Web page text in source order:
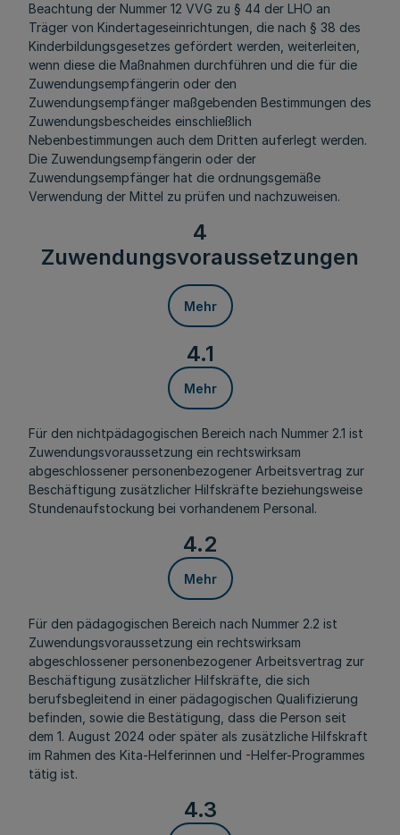
Beachtung der Nummer 12 VVG zu § 44 der LHO an
Träger von Kindertageseinrichtungen, die nach § 38 des
Kinderbildungsgesetzes gefördert werden, weiterleiten,
wenn diese die Maßnahmen durchführen und die für die
Zuwendungsempfängerin oder den
Zuwendungsempfänger maßgebenden Bestimmungen des
Zuwendungsbescheides einschließlich
Nebenbestimmungen auch dem Dritten auferlegt werden.
Die Zuwendungsempfängerin oder der
Zuwendungsempfänger hat die ordnungsgemäße
Verwendung der Mittel zu prüfen und nachzuweisen.
4
Zuwendungsvoraussetzungen
Mehr
4.1
Mehr
Für den nichtpädagogischen Bereich nach Nummer 2.1 ist
Zuwendungsvoraussetzung ein rechtswirksam
abgeschlossener personenbezogener Arbeitsvertrag zur
Beschäftigung zusätzlicher Hilfskräfte beziehungsweise
Stundenaufstockung bei vorhandenem Personal.
4.2
Mehr
Für den pädagogischen Bereich nach Nummer 2.2 ist
Zuwendungsvoraussetzung ein rechtswirksam
abgeschlossener personenbezogener Arbeitsvertrag zur
Beschäftigung zusätzlicher Hilfskräfte, die sich
berufsbegleitend in einer pädagogischen Qualifizierung
befinden, sowie die Bestätigung, dass die Person seit
dem 1. August 2024 oder später als zusätzliche Hilfskraft
im Rahmen des Kita-Helferinnen und -Helfer-Programmes
tätig ist.
4.3